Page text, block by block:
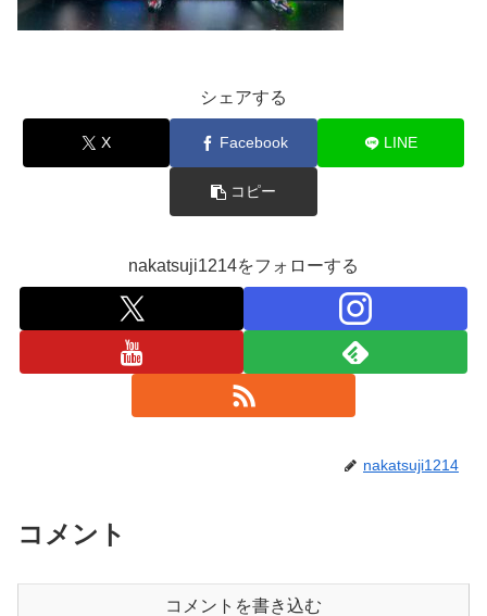
シェアする
X Facebook LINE
コピー
nakatsuji1214をフォローする
nakatsuji1214
コメント
コメントを書き込む